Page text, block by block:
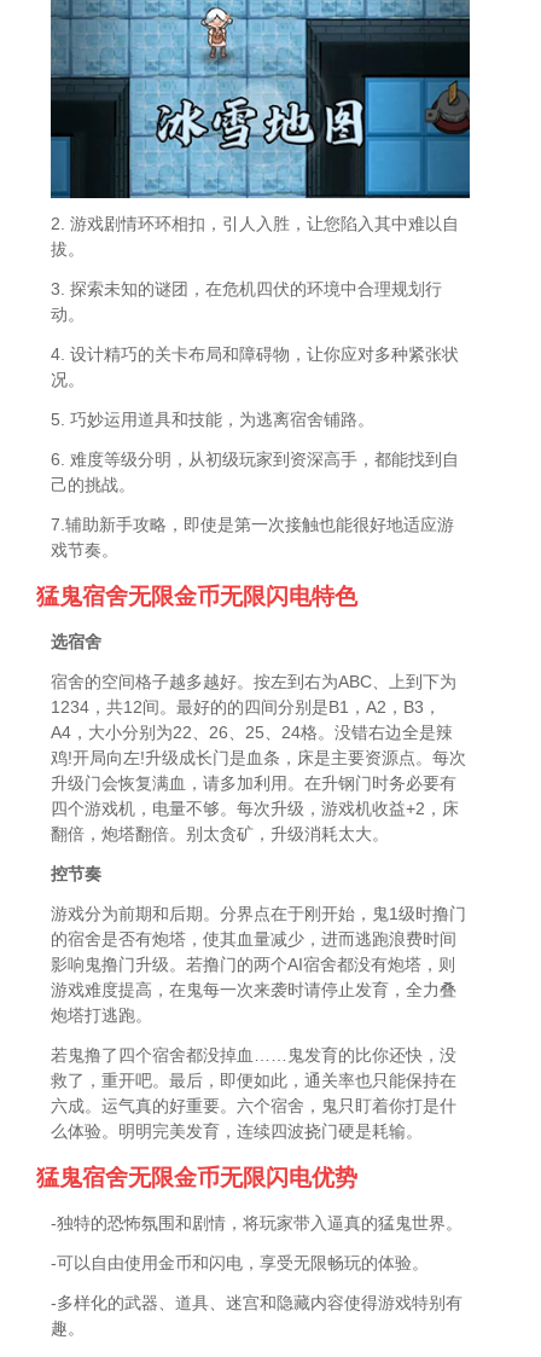
2. 游戏剧情环环相扣，引人入胜，让您陷入其中难以自
拔。
3. 探索未知的谜团，在危机四伏的环境中合理规划行
动。
4. 设计精巧的关卡布局和障碍物，让你应对多种紧张状
况。
5. 巧妙运用道具和技能，为逃离宿舍铺路。
6. 难度等级分明，从初级玩家到资深高手，都能找到自
己的挑战。
7.辅助新手攻略，即使是第一次接触也能很好地适应游
戏节奏。
猛鬼宿舍无限金币无限闪电特色
选宿舍
宿舍的空间格子越多越好。按左到右为ABC、上到下为
1234，共12间。最好的的四间分别是B1，A2，B3，
A4，大小分别为22、26、25、24格。没错右边全是辣
鸡!开局向左!升级成长门是血条，床是主要资源点。每次
升级门会恢复满血，请多加利用。在升钢门时务必要有
四个游戏机，电量不够。每次升级，游戏机收益+2，床
翻倍，炮塔翻倍。别太贪矿，升级消耗太大。
控节奏
游戏分为前期和后期。分界点在于刚开始，鬼1级时撸门
的宿舍是否有炮塔，使其血量减少，进而逃跑浪费时间
影响鬼撸门升级。若撸门的两个AI宿舍都没有炮塔，则
游戏难度提高，在鬼每一次来袭时请停止发育，全力叠
炮塔打逃跑。
若鬼撸了四个宿舍都没掉血……鬼发育的比你还快，没
救了，重开吧。最后，即便如此，通关率也只能保持在
六成。运气真的好重要。六个宿舍，鬼只盯着你打是什
么体验。明明完美发育，连续四波挠门硬是耗输。
猛鬼宿舍无限金币无限闪电优势
-独特的恐怖氛围和剧情，将玩家带入逼真的猛鬼世界。
-可以自由使用金币和闪电，享受无限畅玩的体验。
-多样化的武器、道具、迷宫和隐藏内容使得游戏特别有
趣。